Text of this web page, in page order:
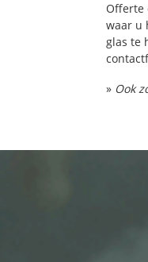
Offerte
waar u
glas te
» Ook